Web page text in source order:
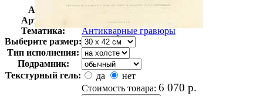
Автор:
Неизвестно
Арт-стиль
Гравюры
Тематика:
Антикварные гравюры
Выберите размер:
Тип исполнения:
Подрамник:
Текстурный гель:
да
нет
Стоимость товара: 6 070 р.